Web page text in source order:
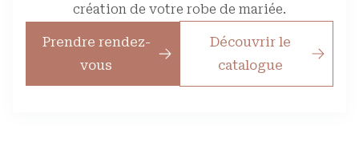
création de votre robe de mariée.
Prendre rendez-
vous
Découvrir le
catalogue